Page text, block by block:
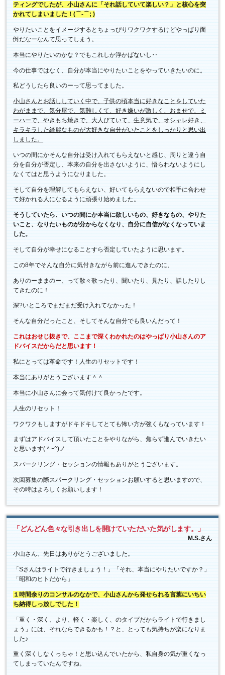
ティングでしたが、小山さんに「それ話していて楽しい？」と核心を突
かれてしまいました！(⌒-⌒; )
やりたいことをイメージするとちょっぴりワクワクするけどやっぱり面
倒だなーなんて思ってしまう。
本当にやりたいのかな？でもこれしか浮かばないし‥
今の仕事ではなく、自分が本当にやりたいことをやっていきたいのに。
私どうしたら良いのーって思ってました。
小山さんとお話ししていく中で、子供の頃本当に好きなことをしていた
わがままで、気分屋で、気難しくて、好き嫌いが激しく、おませで、ミ
ーハーで、やきもち焼きで、大人びていて、生意気で、オシャレ好き、
キラキラした綺麗なものが大好きな自分がいたことをしっかりと思い出
しました。
いつの間にかそんな自分は受け入れてもらえないと感じ、周りと違う自
分を自分が否定し、本来の自分を出さないように、悟られないようにし
なくてはと思うようになりました。
そして自分を理解してもらえない、好いてもらえないので相手に合わせ
て好かれる人になるように頑張り始めました。
そうしていたら、いつの間にか本当に欲しいもの、好きなもの、やりた
いこと、なりたいものが分からなくなり、自分に自信がなくなっていま
した。
そして自分が幸せになることすら否定していたように思います。
この8年でそんな自分に気付きながら前に進んできたのに、
ありのーままのー、って散々歌ったり、聞いたり、見たり、話したりし
てきたのに！
深?いところでまだまだ受け入れてなかった！
そんな自分だったこと、そしてそんな自分でも良いんだって！
これはおせじ抜きで、ここまで深くわかれたのはやっぱり小山さんのア
ドバイスだからだと思います！
私にとっては革命です！人生のリセットです！
本当にありがとうございます＾＾
本当に小山さんに会って気付けて良かったです。
人生のリセット！
ワクワクもしますがドキドキしてとても怖い方が強くもなっています！
まずはアドバイスして頂いたことをやりながら、焦らず進んでいきたい
と思います(＾ｰ^)ノ
スパークリング・セッションの情報もありがとうございます。
次回募集の際スパークリング・セッションお願いすると思いますので、
その時はよろしくお願いします！
「どんどん色々な引き出しを開けていただいた気がします。」
M.S.さん
小山さん、先日はありがとうございました。
「Sさんはライトで行きましょう！」「それ、本当にやりたいですか？」
「昭和のヒトだから」
１時間余りのコンサルのなかで、小山さんから発せられる言葉にいちい
ち納得しっ放しでした！
「重く・深く、より、軽く・楽しく、のタイプだからライトで行きまし
ょう」には、それならできるかも！？と、とっても気持ちが楽になりま
した♪
重く深くしなくっちゃ！と思い込んでいたから、私自身の気が重くなっ
てしまっていたんですね。